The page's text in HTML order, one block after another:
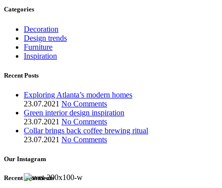
Categories
Decoration
Design trends
Furniture
Inspiration
Recent Posts
Exploring Atlanta’s modern homes
23.07.2021 No Comments
Green interior design inspiration
23.07.2021 No Comments
Collar brings back coffee brewing ritual
23.07.2021 No Comments
Our Instagram
Recent Comments